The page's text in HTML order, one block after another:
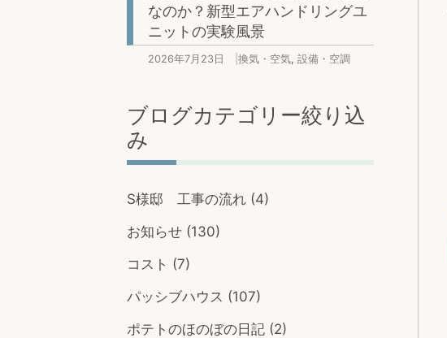
なのか？新型エアハンドリングユ
ニットの実験風景
2026年7月23日 換気・空気, 設備・空調
ブログカテゴリー絞り込
み
S様邸 工事の流れ (4)
お知らせ (130)
コスト (7)
パッシブハウス (107)
ポテトのほのぼの日記 (2)